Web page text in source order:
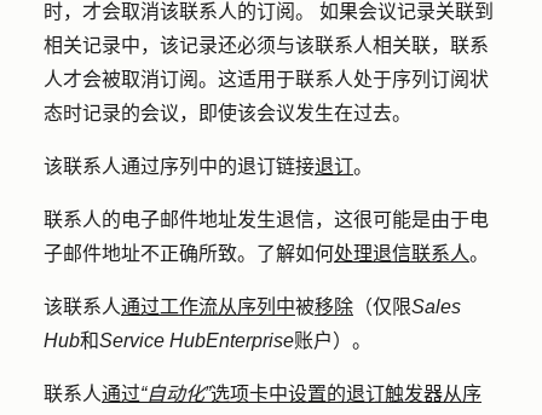
时，才会取消该联系人的订阅。 如果会议记录关联到
相关记录中，该记录还必须与该联系人相关联，联系
人才会被取消订阅。这适用于联系人处于序列订阅状
态时记录的会议，即使该会议发生在过去。
该联系人通过序列中的退订链接退订。
联系人的电子邮件地址发生退信，这很可能是由于电
子邮件地址不正确所致。了解如何处理退信联系人。
该联系人通过工作流从序列中被移除 （仅限Sales
Hub和Service HubEnterprise账户）。
联系人通过“自动化”选项卡中设置的退订触发器从序